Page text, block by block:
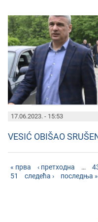
17.06.2023. - 15:53
VESIĆ OBIŠAO
« прва ‹ претходна …
51
следећа › последња »